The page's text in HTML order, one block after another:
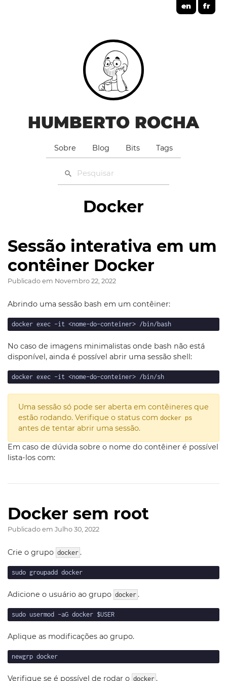
en fr
HUMBERTO ROCHA
Sobre Blog Bits Tags
Docker
Sessão interativa em um
contêiner Docker
Publicado em Novembro 22, 2022
Abrindo uma sessão bash em um contêiner:
No caso de imagens minimalistas onde bash não está
disponível, ainda é possível abrir uma sessão shell:
Uma sessão só pode ser aberta em contêineres que
estão rodando. Verifique o status com docker ps
antes de tentar abrir uma sessão.
Em caso de dúvida sobre o nome do contêiner é possível
lista-los com:
Docker sem root
Publicado em Julho 30, 2022
Crie o grupo docker .
Adicione o usuário ao grupo docker .
Aplique as modificações ao grupo.
Verifique se é possível de rodar o docker .